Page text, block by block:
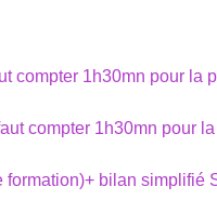
compter 1h30mn pour la
compter 1h30mn pour
formation)+ bilan simplifié